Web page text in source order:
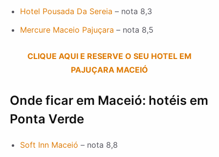
Hotel Pousada Da Sereia – nota 8,3
Mercure Maceio Pajuçara – nota 8,5
CLIQUE AQUI E RESERVE O SEU HOTEL EM
PAJUÇARA MACEIÓ
Onde ficar em Maceió: hotéis em
Ponta Verde
Soft Inn Maceió – nota 8,8